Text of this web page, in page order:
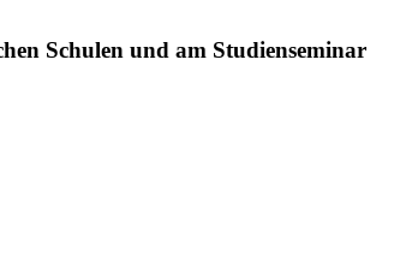
Schulen und am Studienseminar